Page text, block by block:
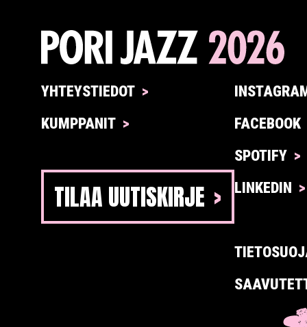
YHTEYSTIEDOT
KUMPPANIT
TILAA UUTISKIRJE
FACEBOOK
SPOTIFY
LINKEDIN